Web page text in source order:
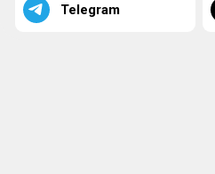
Telegram